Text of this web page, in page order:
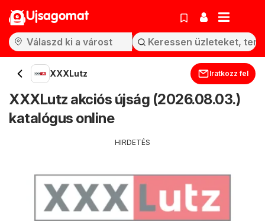
Ujsagomat
XXXLutz Iratkozz fel
XXXLutz akciós újság (2026.08.03.)
katalógus online
HIRDETÉS